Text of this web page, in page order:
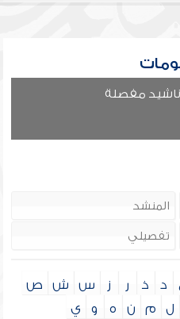
مفصلة
د ذ ر ز س ش
ص
ل م ن ه و ي